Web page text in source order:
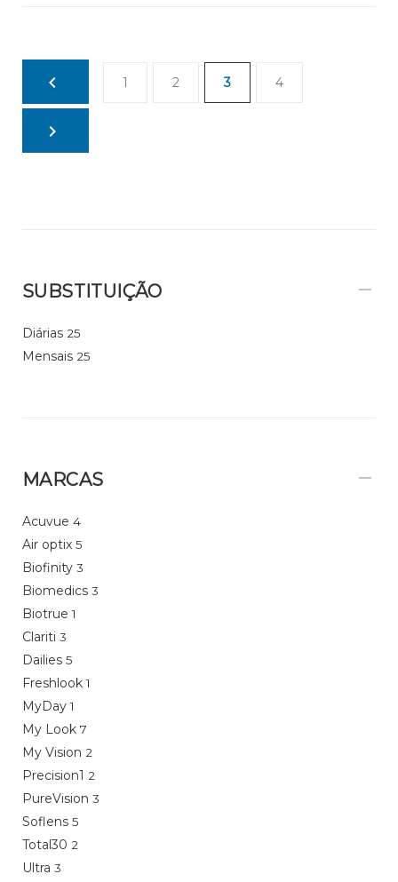
1 2 3 4
SUBSTITUIÇÃO
Diárias 25
Mensais 25
MARCAS
Acuvue 4
Air optix 5
Biofinity 3
Biomedics 3
Biotrue 1
Clariti 3
Dailies 5
Freshlook 1
MyDay 1
My Look 7
My Vision 2
Precision1 2
PureVision 3
Soflens 5
Total30 2
Ultra 3